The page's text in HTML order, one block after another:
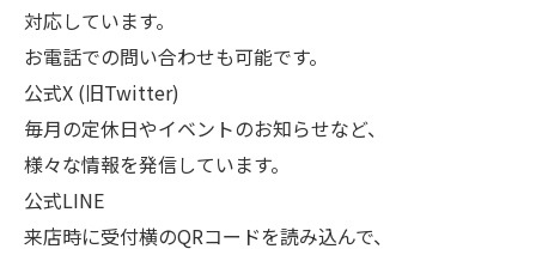
対応しています。
お電話での問い合わせも可能です。
公式X (旧Twitter)
毎月の定休日やイベントのお知らせなど、
様々な情報を発信しています。
公式LINE
来店時に受付横のQRコードを読み込んで、